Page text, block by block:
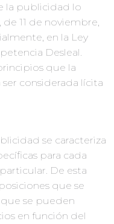
la publicidad lo
11 de noviembre,
en la Ley
Desleal.
que la
considerada lícita
se caracteriza
para cada
De esta
que se
se pueden
en función del